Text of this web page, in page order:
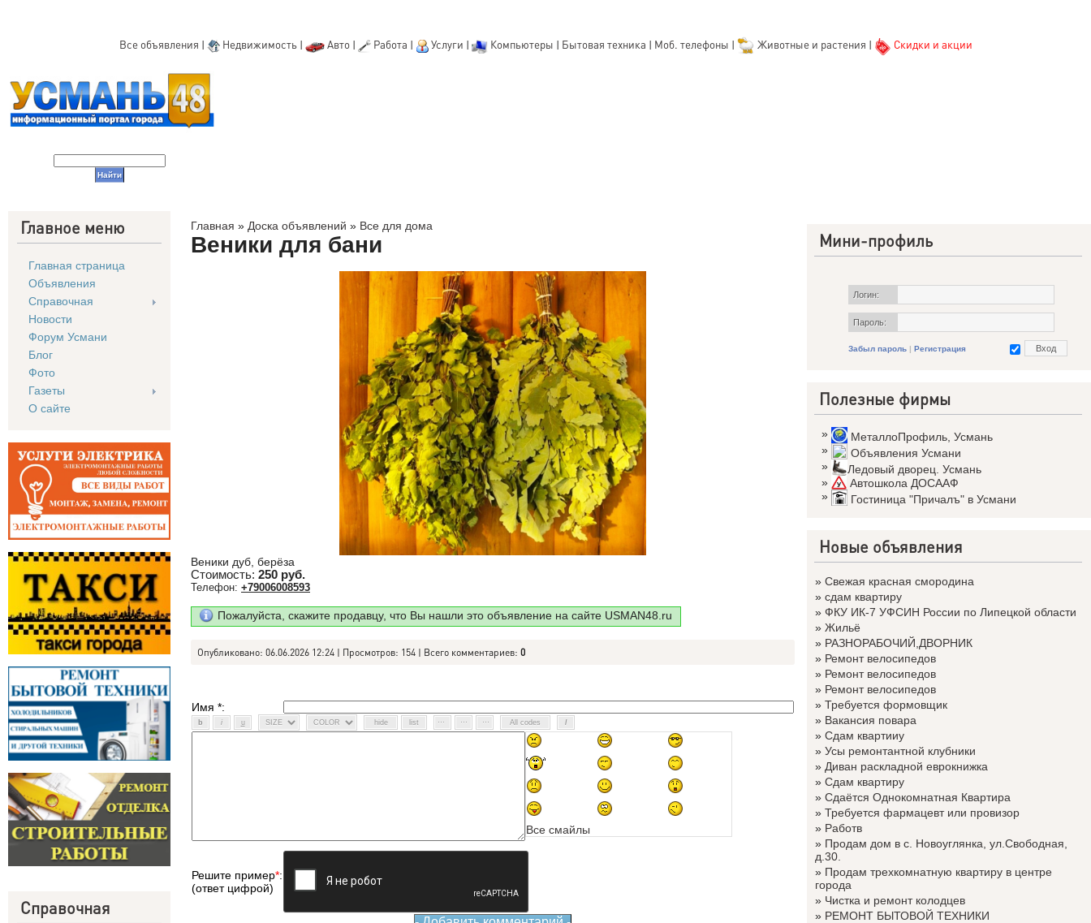
Все объявления | Недвижимость | Авто| Работа | Услуги | Компьютеры | Бытовая техника | Моб. телефоны | Животные и растения | Скидки и акции
Главное меню
Главная страница
Объявления
Справочная
Новости
Форум Усмани
Блог
Фото
Газеты
О сайте
Справочная
Главная » Доска объявлений » Все для дома
Веники для бани
Веники дуб, берёза
Стоимость: 250 руб.
Телефон: +79006008593
Пожалуйста, скажите продавцу, что Вы нашли это объявление на сайте USMAN48.ru
Опубликовано: 06.06.2026 12:24 | Просмотров: 154 | Всего комментариев: 0
Имя *:
Все смайлы
Решите пример*:
(ответ цифрой)
Мини-профиль
Логин:
Пароль:
Забыл пароль | Регистрация
Полезные фирмы
» МеталлоПрофиль Усмань
»
Объявления Усмани
»
Ледовый дворец. Усмань
»
Автошкола ДОСААФ
»
Гостиница "Причалъ" в Усмани
Новые объявления
» Свежая красная смородина
» сдам квартиру
» ФКУ ИК-7 УФСИН России по Липецкой области
» Жильё
» РАЗНОРАБОЧИЙ,ДВОРНИК
» Ремонт велосипедов
» Ремонт велосипедов
» Ремонт велосипедов
» Требуется формовщик
» Вакансия повара
» Сдам квартииу
» Усы ремонтантной клубники
» Диван раскладной еврокнижка
» Сдам квартиру
» Сдаётся Однокомнатная Квартира
» Требуется фармацевт или провизор
» Работв
» Продам дом в с. Новоуглянка, ул.Свободная,
д.30.
» Продам трехкомнатную квартиру в центре
города
» Чистка и ремонт колодцев
» РЕМОНТ БЫТОВОЙ ТЕХНИКИ